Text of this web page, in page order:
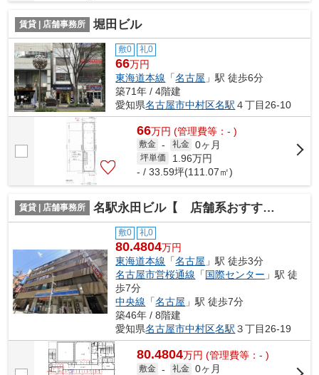
賃貸 | 店舗事務所 堀田ビル
敷0 礼0
66万円
東海道本線 「名古屋 」駅 徒歩6分
築71年 / 4階建
愛知県名古屋市中村区名駅 ４丁目26-10
66万円 (管理費等：- )
敷金 - 礼金 0ヶ月
坪単価 1.96万円
- / 33.59坪(111.07㎡)
賃貸 | 店舗事務所 名駅永田ビル【 店舗系おすすめ 】
敷0 礼0
80.4804万円
東海道本線 「名古屋 」駅 徒歩3分
名古屋市営桜通線 「国際センター 」駅 徒
歩7分
中央線 「名古屋 」駅 徒歩7分
築46年 / 8階建
愛知県名古屋市中村区名駅 ３丁目26-19
80.4804万円 (管理費等：- )
敷金 - 礼金 0ヶ月